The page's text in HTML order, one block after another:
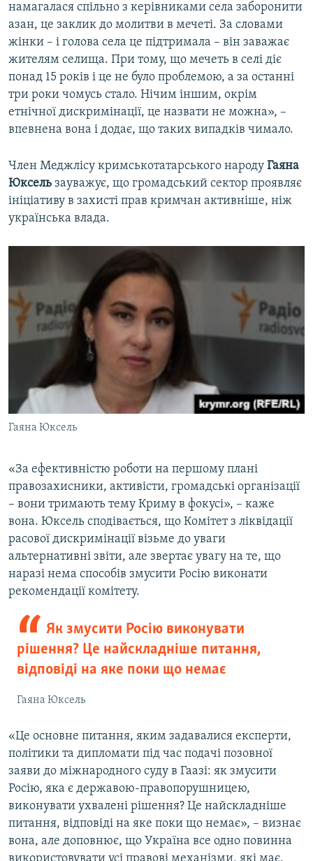
намагалася спільно з керівниками села заборонити
азан, це заклик до молитви в мечеті. За словами
жінки – і голова села це підтримала – він заважає
жителям селища. При тому, що мечеть в селі діє
понад 15 років і це не було проблемою, а за останні
три роки чомусь стало. Нічим іншим, окрім
етнічної дискримінації, це назвати не можна», –
впевнена вона і додає, що таких випадків чимало.
Член Меджлісу кримськотатарського народу Гаяна
Юксель зауважує, що громадський сектор проявляє
ініціативу в захисті прав кримчан активніше, ніж
українська влада.
Гаяна Юксель
«За ефективністю роботи на першому плані
правозахисники, активісти, громадські організації
– вони тримають тему Криму в фокусі», – каже
вона. Юксель сподівається, що Комітет з ліквідації
расової дискримінації візьме до уваги
альтернативні звіти, але звертає увагу на те, що
наразі нема способів змусити Росію виконати
рекомендації комітету.
Як змусити Росію виконувати
рішення? Це найскладніше питання,
відповіді на яке поки що немає
Гаяна Юксель
«Це основне питання, яким задавалися експерти,
політики та дипломати під час подачі позовної
заяви до міжнародного суду в Гаазі: як змусити
Росію, яка є державою-правопорушницею,
виконувати ухвалені рішення? Це найскладніше
питання, відповіді на яке поки що немає», – визнає
вона, але доповнює, що Україна все одно повинна
використовувати усі правові механізми, які має.